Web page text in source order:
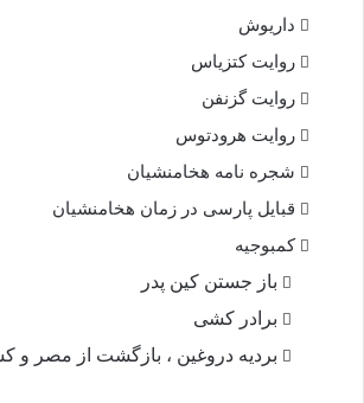
داریوش
روایت کتزیاس
روایت گزنفن
روایت هرودتوس
شجره نامه هخامنشیان
قبایل پارسی در زمان هخامنشیان
کمبوجیه
باز جستن کین پدر
برادر کشی
بردیه دروغین ، بازگشت از مصر و